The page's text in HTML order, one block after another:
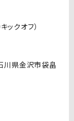
ックオフ）
川県金沢市袋畠